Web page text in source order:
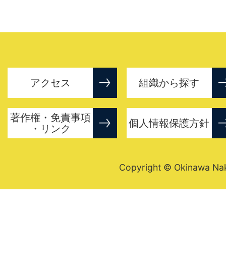
アクセス 組織から探す
著作権・免責事項
・リンク
個人情報保護方針
Copyright © Okinawa